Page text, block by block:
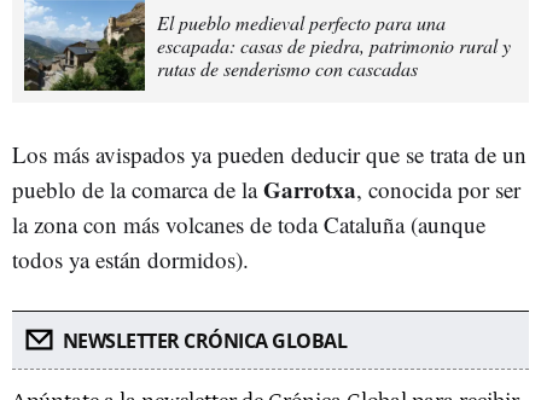
El pueblo medieval perfecto para una
escapada: casas de piedra, patrimonio rural y
rutas de senderismo con cascadas
Los más avispados ya pueden deducir que se trata de un
pueblo de la comarca de laGarrotxa, conocida por ser
la zona con más volcanes de toda Cataluña (aunque
todos ya están dormidos).
NEWSLETTER CRÓNICA GLOBAL